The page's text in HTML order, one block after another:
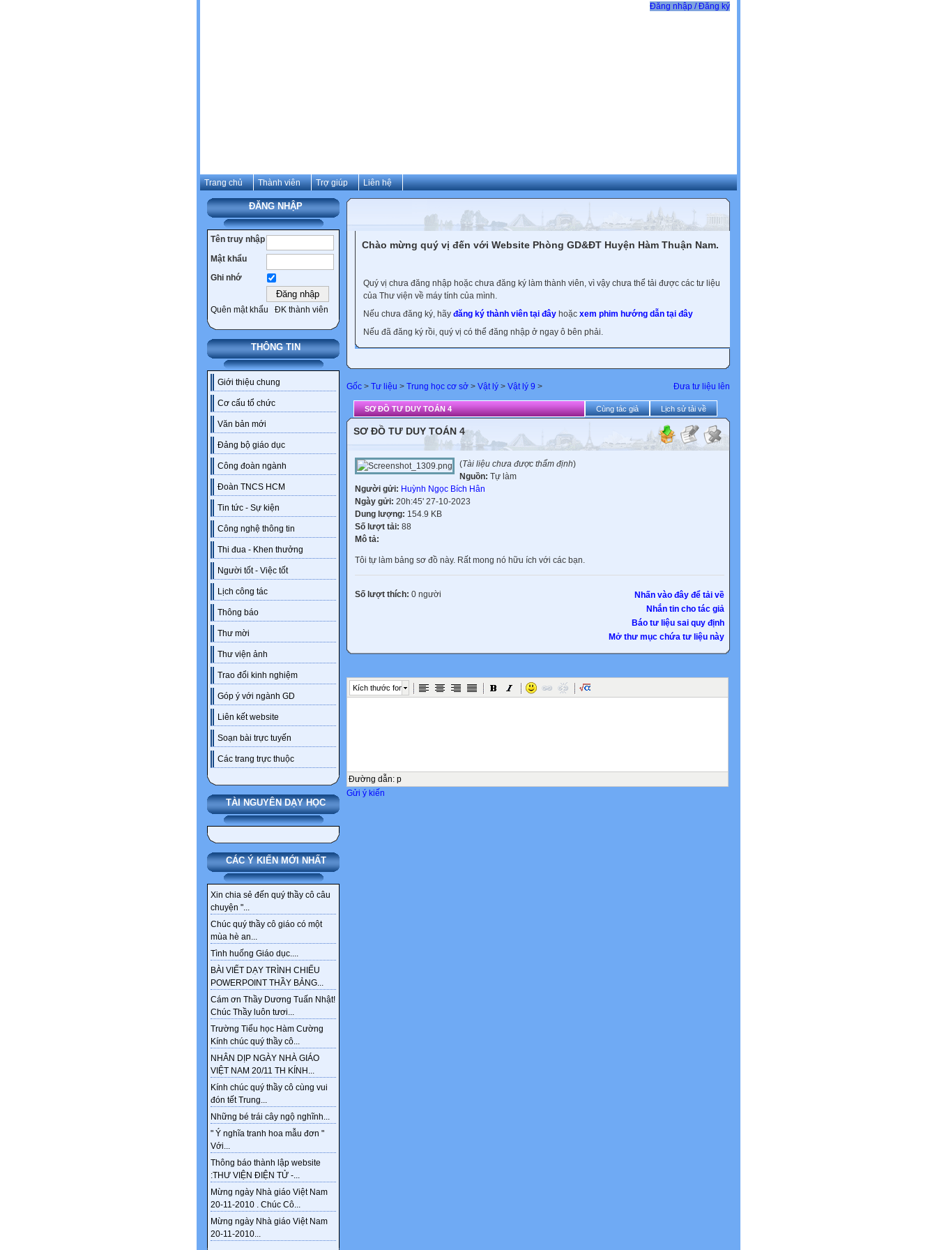
Đăng nhập / Đăng ký
Trang chủ Thành viên Trợ giúp Liên hệ
ĐĂNG NHẬP
Tên truy nhập
Mật khẩu
Ghi nhớ
Quên mật khẩu ĐK thành viên
THÔNG TIN
Giới thiệu chung
Cơ cấu tổ chức
Văn bản mới
Đảng bộ giáo dục
Công đoàn ngành
Đoàn TNCS HCM
Tin tức - Sự kiện
Công nghệ thông tin
Thi đua - Khen thưởng
Người tốt - Việc tốt
Lịch công tác
Thông báo
Thư mời
Thư viện ảnh
Trao đổi kinh nghiệm
Góp ý với ngành GD
Liên kết website
Soạn bài trực tuyến
Các trang trực thuộc
TÀI NGUYÊN DẠY HỌC
CÁC Ý KIẾN MỚI NHẤT
Xin chia sẻ đến quý thầy cô câu
chuyện "...
Chúc quý thầy cô giáo có một
mùa hè an...
Tình huống Giáo dục....
BÀI VIẾT DẠY TRÌNH CHIẾU
POWERPOINT THẦY BẢNG...
Cám ơn Thầy Dương Tuấn Nhật!
Chúc Thầy luôn tươi...
Trường Tiểu học Hàm Cường
Kính chúc quý thầy cô...
NHÂN DỊP NGÀY NHÀ GIÁO
VIỆT NAM 20/11 TH KÍNH...
Kính chúc quý thầy cô cùng vui
đón tết Trung...
Những bé trái cây ngộ nghĩnh...
" Ý nghĩa tranh hoa mẫu đơn "
Với...
Thông báo thành lập website
:THƯ VIỆN ĐIỆN TỬ -...
Mừng ngày Nhà giáo Việt Nam
20-11-2010 . Chúc Cô...
Mừng ngày Nhà giáo Việt Nam
20-11-2010...
Chào mừng quý vị đến với Website Phòng GD&ĐT Huyện Hàm Thuận Nam.
Quý vị chưa đăng nhập hoặc chưa đăng ký làm thành viên, vì vậy chưa thể tải được các tư liệu
của Thư viện về máy tính của mình.
Nếu chưa đăng ký, hãy đăng ký thành viên tại đây hoặc xem phim hướng dẫn tại đây
Nếu đã đăng ký rồi, quý vị có thể đăng nhập ở ngay ô bên phải.
Đưa tư liệu lên
Gốc > Tư liệu > Trung học cơ sở > Vật lý > Vật lý 9 >
SƠ ĐỒ TƯ DUY TOÁN 4 Cùng tác giả Lịch sử tải về
SƠ ĐỒ TƯ DUY TOÁN 4
(Tài liệu chưa được thẩm định)
Nguồn: Tự làm
Người gửi: Huỳnh Ngọc Bích Hân
Ngày gửi: 20h:45' 27-10-2023
Dung lượng: 154.9 KB
Số lượt tải: 88
Mô tả:
Tôi tự làm bảng sơ đồ này. Rất mong nó hữu ích với các bạn.
Nhấn vào đây để tải về
Nhắn tin cho tác giả
Báo tư liệu sai quy định
Mở thư mục chứa tư liệu này
Số lượt thích: 0 người
Kích thước font
Đường dẫn: p
Gửi ý kiến